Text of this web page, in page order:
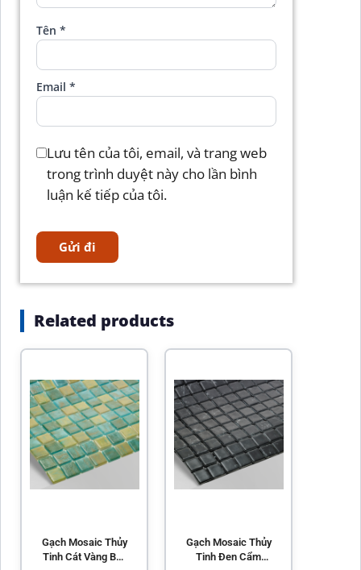
Tên *
Email *
Lưu tên của tôi, email, và trang web
trong trình duyệt này cho lần bình
luận kế tiếp của tôi.
Related products
Gạch Mosaic Thủy
Tinh Cát Vàng Bali
Gạch Mosaic Thủy
Tinh Đen Cẩm